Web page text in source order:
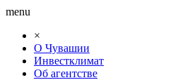
menu
×
О Чувашии
Инвестклимат
Об агентстве